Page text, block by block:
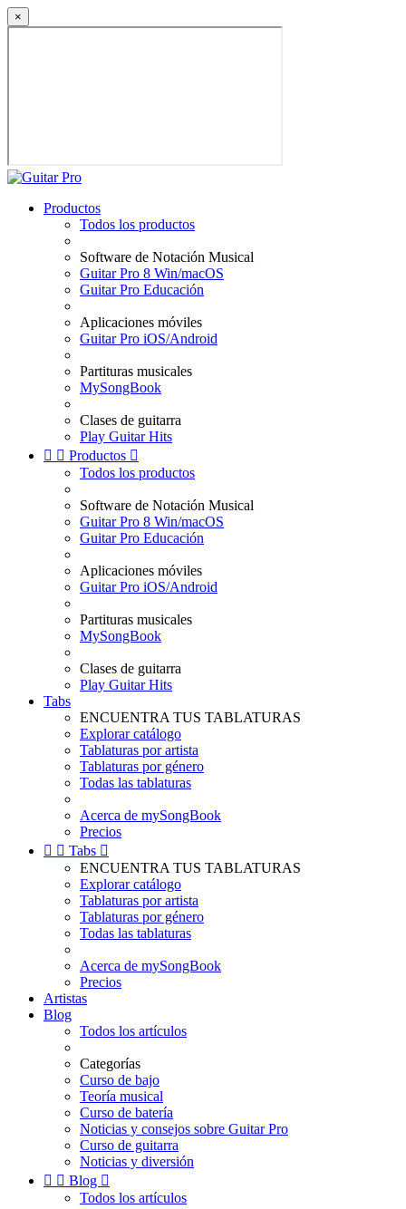
×
Productos
Todos los productos
Software de Notación Musical
Guitar Pro 8 Win/macOS
Guitar Pro Educación
Aplicaciones móviles
Guitar Pro iOS/Android
Partituras musicales
MySongBook
Clases de guitarra
Play Guitar Hits
  Productos 
Todos los productos
Software de Notación Musical
Guitar Pro 8 Win/macOS
Guitar Pro Educación
Aplicaciones móviles
Guitar Pro iOS/Android
Partituras musicales
MySongBook
Clases de guitarra
Play Guitar Hits
Tabs
ENCUENTRA TUS TABLATURAS
Explorar catálogo
Tablaturas por artista
Tablaturas por género
Todas las tablaturas
Acerca de mySongBook
Precios
  Tabs 
ENCUENTRA TUS TABLATURAS
Explorar catálogo
Tablaturas por artista
Tablaturas por género
Todas las tablaturas
Acerca de mySongBook
Precios
Artistas
Blog
Todos los artículos
Categorías
Curso de bajo
Teoría musical
Curso de batería
Noticias y consejos sobre Guitar Pro
Curso de guitarra
Noticias y diversión
  Blog 
Todos los artículos